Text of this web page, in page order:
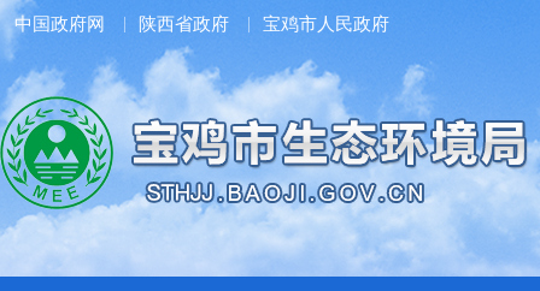
中国政府网 陕西省政府 宝鸡市人民政府